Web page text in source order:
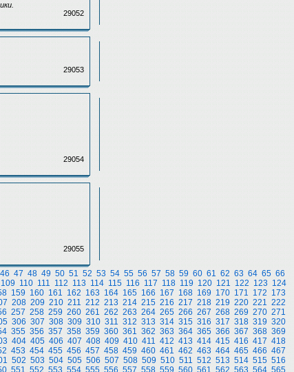
29052
29053
29054
29055
46 47 48 49 50 51 52 53 54 55 56 57 58 59 60 61 62 63 64 65 66
109 110 111 112 113 114 115 116 117 118 119 120 121 122 123 124
159 160 161 162 163 164 165 166 167 168 169 170 171 172 173
208 209 210 211 212 213 214 215 216 217 218 219 220 221 222
257 258 259 260 261 262 263 264 265 266 267 268 269 270 271
306 307 308 309 310 311 312 313 314 315 316 317 318 319 320
355 356 357 358 359 360 361 362 363 364 365 366 367 368 369
404 405 406 407 408 409 410 411 412 413 414 415 416 417 418
453 454 455 456 457 458 459 460 461 462 463 464 465 466 467
502 503 504 505 506 507 508 509 510 511 512 513 514 515 516